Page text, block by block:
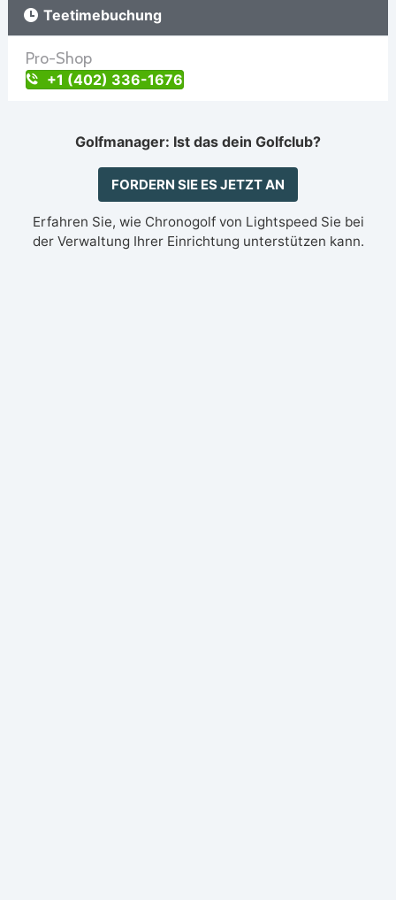
Teetimebuchung
Pro-Shop
+1 (402) 336-1676
Golfmanager: Ist das dein Golfclub?
FORDERN SIE ES JETZT AN
Erfahren Sie, wie Chronogolf von Lightspeed Sie bei
der Verwaltung Ihrer Einrichtung unterstützen kann.